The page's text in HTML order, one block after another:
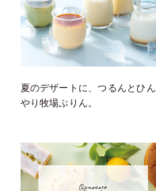
夏のデザートに、つるんとひん
やり牧場ぷりん。